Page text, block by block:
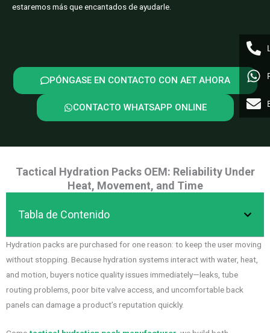
estaremos más que encantados de ayudarle.
PÓNGASE EN CONTACTO CON AET AHORA
CONTACTO WHATSAPP ONLINE
Tactical Hydration Packs OEM: Reliability Under
Heat, Movement, and Time
Tabla de Contenido
Hydration packs are purchased for one reason: to keep the user moving
without stopping. Because hydration systems interact with water, heat,
and motion, buyers notice quality issues immediately—leaks, tube
routing problems, poor bite valve access, and uncomfortable back
panels can damage a product’s reputation quickly.